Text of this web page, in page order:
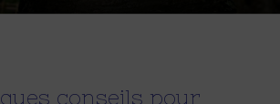
conseils pour